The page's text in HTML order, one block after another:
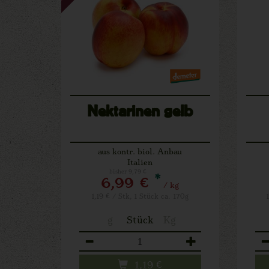
Nektarinen gelb
aus kontr. biol. Anbau
Italien
6,99 € * / kg
Stück
Anzahl
1,19 €